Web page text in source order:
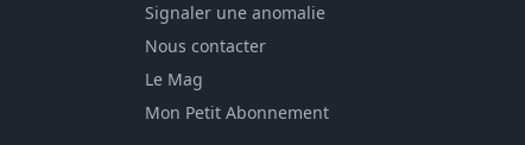
Signaler une anomalie
Nous contacter
Le Mag
Mon Petit Abonnement